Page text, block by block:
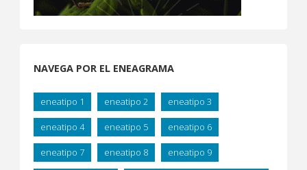
NAVEGA POR EL ENEAGRAMA
eneatipo 1 eneatipo 2 eneatipo 3
eneatipo 4 eneatipo 5 eneatipo 6
eneatipo 7 eneatipo 8 eneatipo 9